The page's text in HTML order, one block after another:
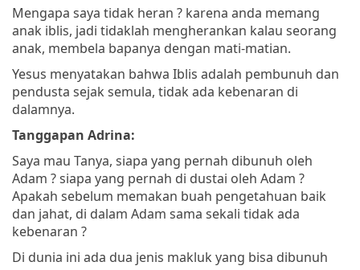
Mengapa saya tidak heran ? karena anda memang
anak iblis, jadi tidaklah mengherankan kalau seorang
anak, membela bapanya dengan mati-matian.
Yesus menyatakan bahwa Iblis adalah pembunuh dan
pendusta sejak semula, tidak ada kebenaran di
dalamnya.
Tanggapan Adrina:
Saya mau Tanya, siapa yang pernah dibunuh oleh
Adam ? siapa yang pernah di dustai oleh Adam ?
Apakah sebelum memakan buah pengetahuan baik
dan jahat, di dalam Adam sama sekali tidak ada
kebenaran ?
Di dunia ini ada dua jenis makluk yang bisa dibunuh